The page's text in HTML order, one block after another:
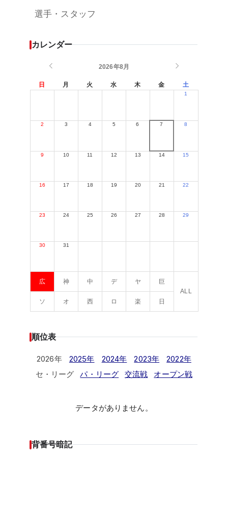
選手・スタッフ
カレンダー
2026年8月
日 月 火 水 木 金 土
1
2 3 4 5 6 7 8
9 10 11 12 13 14 15
16 17 18 19 20 21 22
23 24 25 26 27 28 29
30 31
広 神 中 デ ヤ
巨
ALL
ソ
オ 西 ロ 楽 日
順位表
2026年 2025年 2024年 2023年
2022年
セ・リーグ
パ・リーグ 交流戦 オープン戦
データがありません。
背番号暗記